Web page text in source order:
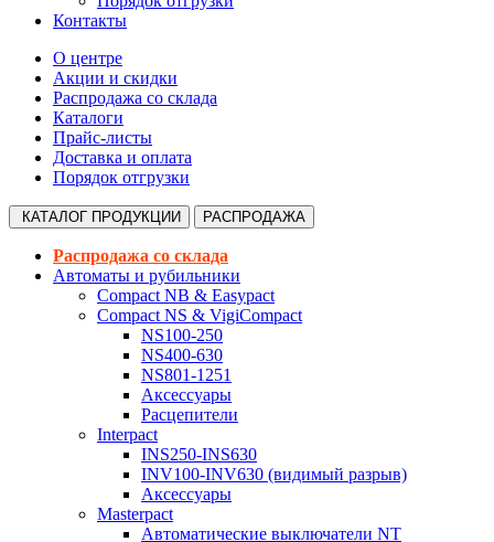
Контакты
О центре
Акции и скидки
Распродажа со склада
Каталоги
Прайс-листы
Доставка и оплата
Порядок отгрузки
КАТАЛОГ ПРОДУКЦИИ РАСПРОДАЖА
Распродажа со склада
Автоматы и рубильники
Compact NB & Easypact
Compact NS & VigiCompact
NS100-250
NS400-630
NS801-1251
Аксессуары
Расцепители
Interpact
INS250-INS630
INV100-INV630 (видимый разрыв)
Аксессуары
Masterpact
Автоматические выключатели NT